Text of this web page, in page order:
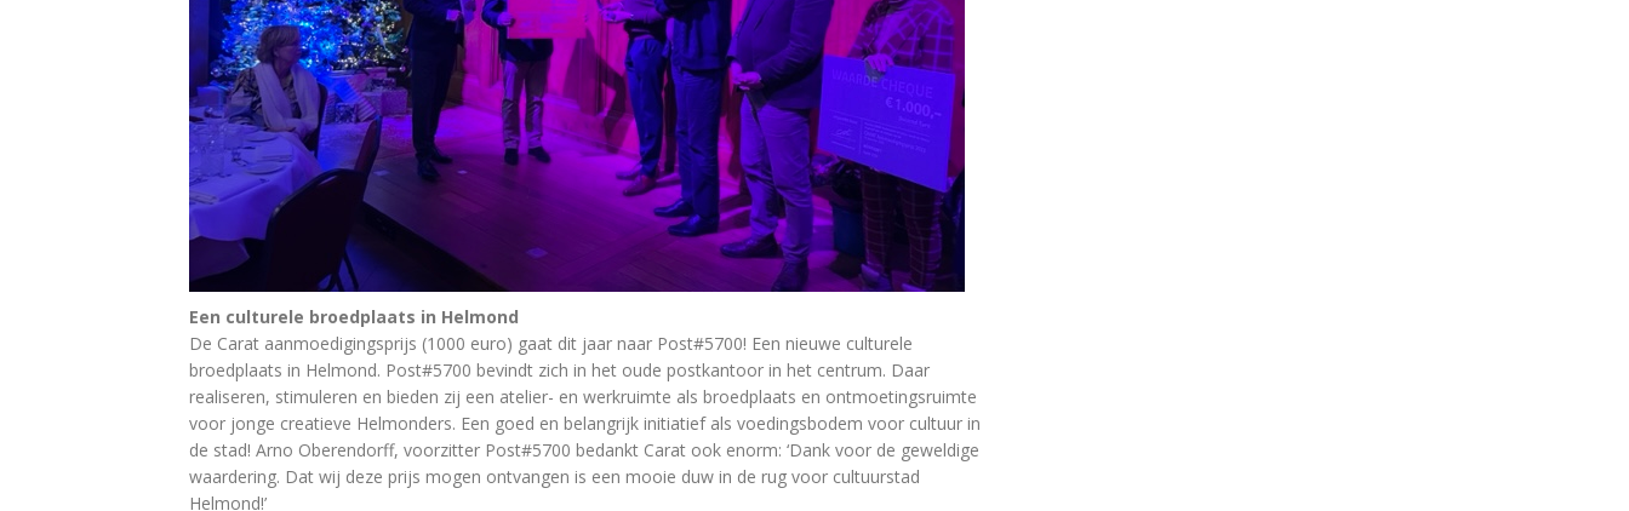
Een culturele broedplaats in Helmond
De Carat aanmoedigingsprijs (1000 euro) gaat dit jaar naar Post#5700! Een nieuwe culturele
broedplaats in Helmond. Post#5700 bevindt zich in het oude postkantoor in het centrum. Daar
realiseren, stimuleren en bieden zij een atelier- en werkruimte als broedplaats en ontmoetingsruimte
voor jonge creatieve Helmonders. Een goed en belangrijk initiatief als voedingsbodem voor cultuur in
de stad! Arno Oberendorff, voorzitter Post#5700 bedankt Carat ook enorm: ‘Dank voor de geweldige
waardering. Dat wij deze prijs mogen ontvangen is een mooie duw in de rug voor cultuurstad
Helmond!’